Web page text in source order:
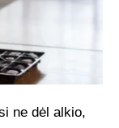
ne dėl alkio,